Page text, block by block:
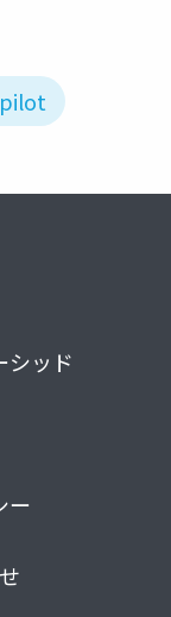
シッド
ー